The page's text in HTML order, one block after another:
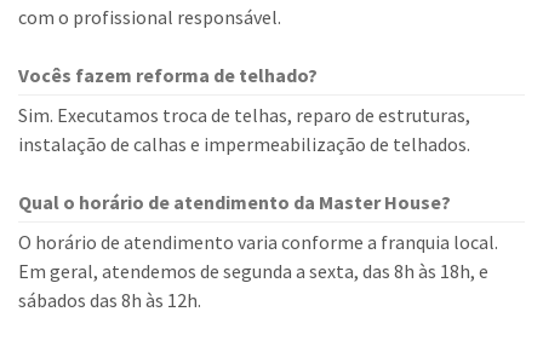
com o profissional responsável.
Vocês fazem reforma de telhado?
Sim. Executamos troca de telhas, reparo de estruturas,
instalação de calhas e impermeabilização de telhados.
Qual o horário de atendimento da Master House?
O horário de atendimento varia conforme a franquia local.
Em geral, atendemos de segunda a sexta, das 8h às 18h, e
sábados das 8h às 12h.